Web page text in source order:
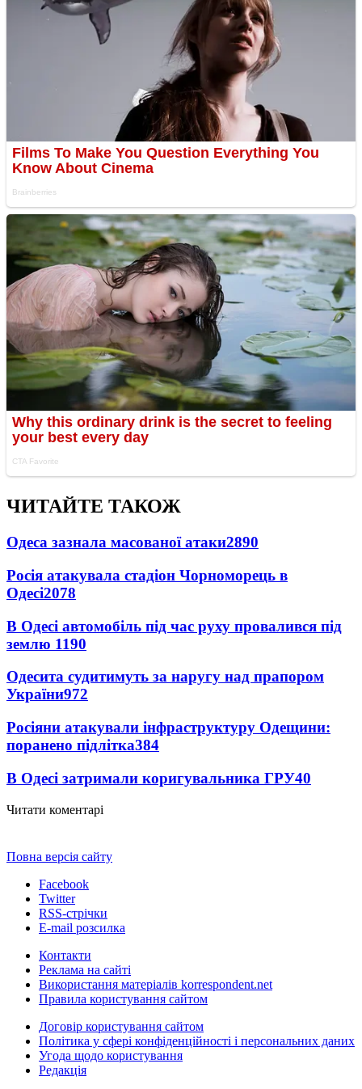
ЧИТАЙТЕ ТАКОЖ
Одеса зазнала масованої атаки2890
Росія атакувала стадіон Чорноморець в
Одесі2078
В Одесі автомобіль під час руху провалився під
землю 1190
Одесита судитимуть за наругу над прапором
України972
Росіяни атакували інфраструктуру Одещини:
поранено підлітка384
В Одесі затримали коригувальника ГРУ40
Читати коментарі
Повна версія сайту
Facebook
Twitter
RSS-стрічки
E-mail розсилка
Контакти
Реклама на сайті
Використання матеріалів korrespondent.net
Правила користування сайтом
Договір користування сайтом
Політика у сфері конфіденційності і персональних даних
Угода щодо користування
Редакція